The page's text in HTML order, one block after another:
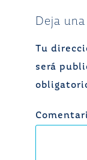
Deja
Tu
será